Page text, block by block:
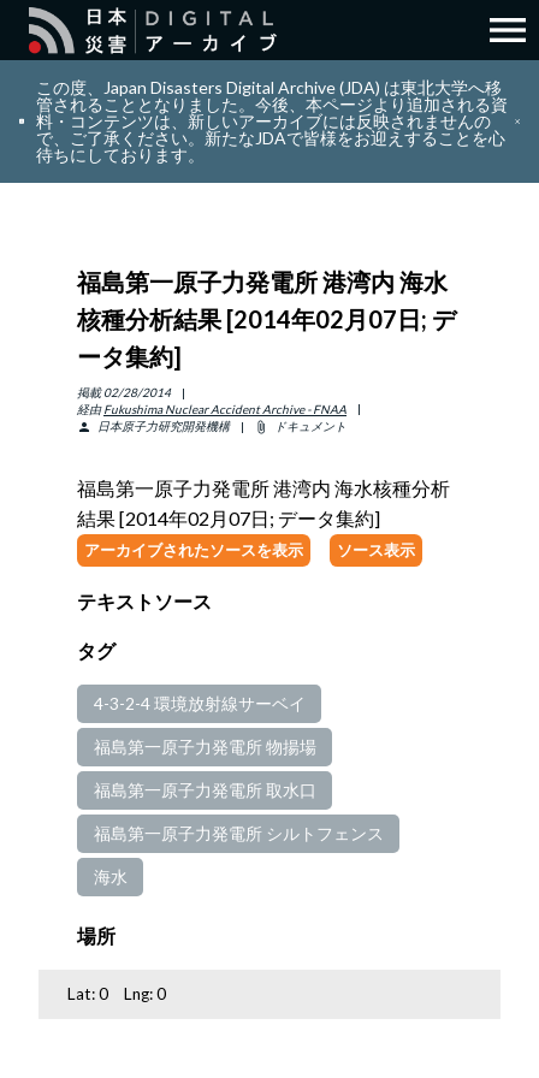
search 検索
layers コレクション
info_outline リソース
ENGLISH 日本語
サインイン
menu
この度、Japan Disasters Digital Archive (JDA) は東北大学へ移
管されることとなりました。今後、本ページより追加される資
料・コンテンツは、新しいアーカイブには反映されませんの
で、ご了承ください。新たなJDAで皆様をお迎えすることを心
待ちにしております。
福島第一原子力発電所 港湾内 海水
核種分析結果 [2014年02月07日; デ
ータ集約]
掲載 02/28/2014
経由 Fukushima Nuclear Accident Archive - FNAA
person
日本原子力研究開発機構 attach_file ドキュメント
福島第一原子力発電所 港湾内 海水核種分析
結果 [2014年02月07日; データ集約]
アーカイブされたソースを表示 ソース表示
テキストソース
タグ
4-3-2-4 環境放射線サーベイ
福島第一原子力発電所 物揚場
福島第一原子力発電所 取水口
福島第一原子力発電所 シルトフェンス
海水
場所
Lat:0 Lng:0